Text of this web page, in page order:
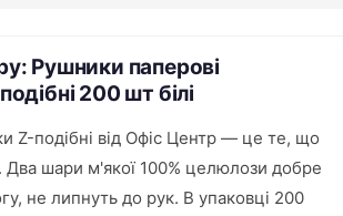
Рушники паперові
200 шт білі
Z-подібні від Офіс Центр — це те, що
шари м'якої 100% целюлози добре
не липнуть до рук. В упаковці 200